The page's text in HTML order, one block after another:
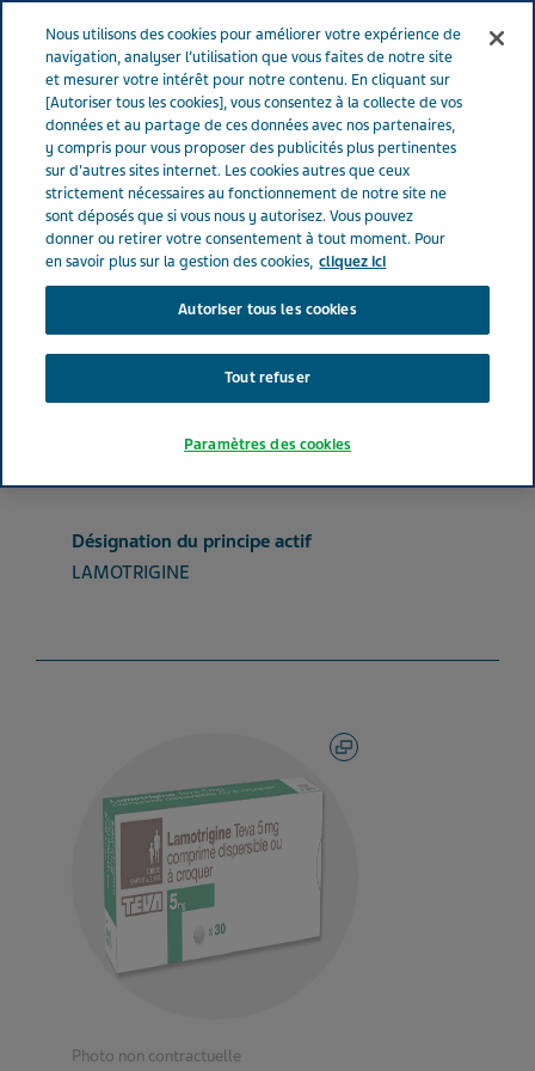
Menu
France Nos Produits LAMOTRIGINE TEVA® 5 mg (bte de 30)
LAMOTRIGINE TEVA® 5 mg
(bte de 30)
ANTIÉPILEPTIQUES LAMOTRIGINE
Forme pharmaceutique
Désignation du principe actif
LAMOTRIGINE
Photo non contractuelle
Nous utilisons des cookies pour améliorer votre expérience de
navigation, analyser l’utilisation que vous faites de notre site
et mesurer votre intérêt pour notre contenu. En cliquant sur
[Autoriser tous les cookies], vous consentez à la collecte de vos
données et au partage de ces données avec nos partenaires,
y compris pour vous proposer des publicités plus pertinentes
sur d'autres sites internet. Les cookies autres que ceux
strictement nécessaires au fonctionnement de notre site ne
sont déposés que si vous nous y autorisez. Vous pouvez
donner ou retirer votre consentement à tout moment. Pour
en savoir plus sur la gestion des cookies, cliquez ici
Autoriser tous les cookies
Tout refuser
Paramètres des cookies